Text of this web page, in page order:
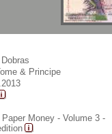
& Principe
Paper Money - Volume 3 -